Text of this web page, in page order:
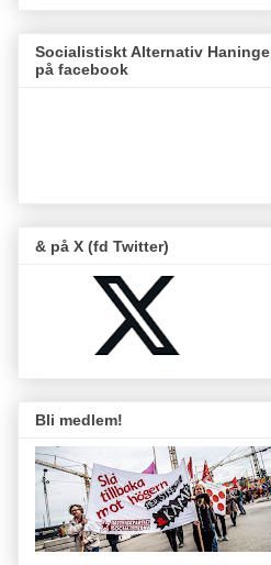
Socialistiskt Alternativ Haninge
på facebook
& på X (fd Twitter)
Bli medlem!